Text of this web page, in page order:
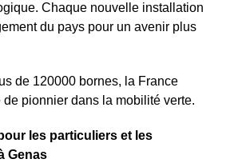
Chaque nouvelle installation
du pays pour un avenir plus
de 120000 bornes, la France
pionnier dans la mobilité verte.
les particuliers et les
Genas